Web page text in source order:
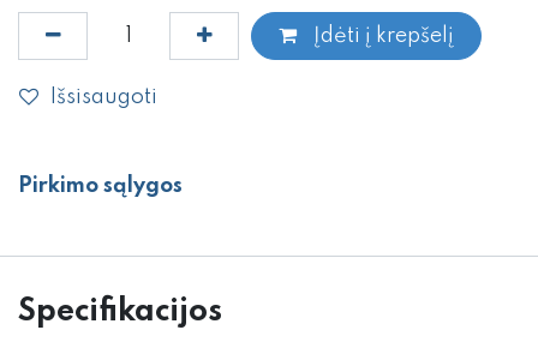
Įdėti į krepšelį
Išsisaugoti
Pirkimo sąlygos
Specifikacijos